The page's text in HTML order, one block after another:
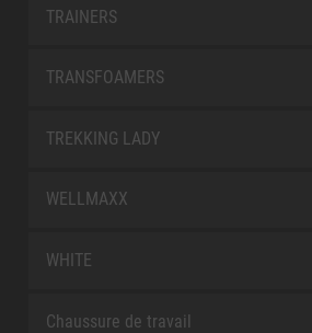
TRAINERS
TRANSFOAMERS
TREKKING LADY
WELLMAXX
WHITE
Chaussure de travail